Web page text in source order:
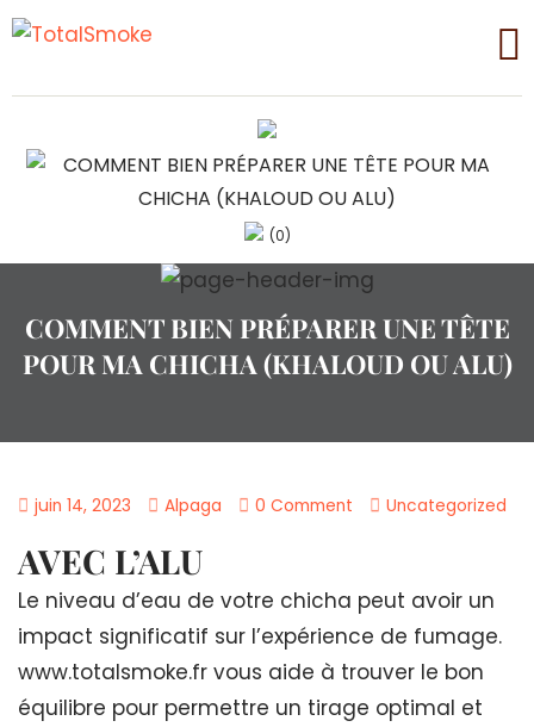
(0)
COMMENT BIEN PRÉPARER UNE TÊTE
POUR MA CHICHA (KHALOUD OU ALU)
juin 14, 2023 Alpaga 0 Comment Uncategorized
AVEC L’ALU
Le niveau d’eau de votre chicha peut avoir un
impact significatif sur l’expérience de fumage.
www.totalsmoke.fr vous aide à trouver le bon
équilibre pour permettre un tirage optimal et